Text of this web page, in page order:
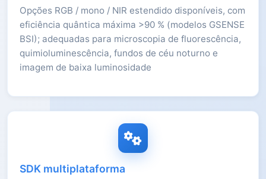
Opções RGB / mono / NIR estendido disponíveis, com
eficiência quântica máxima >90 % (modelos GSENSE
BSI); adequadas para microscopia de fluorescência,
quimioluminescência, fundos de céu noturno e
imagem de baixa luminosidade
SDK multiplataforma